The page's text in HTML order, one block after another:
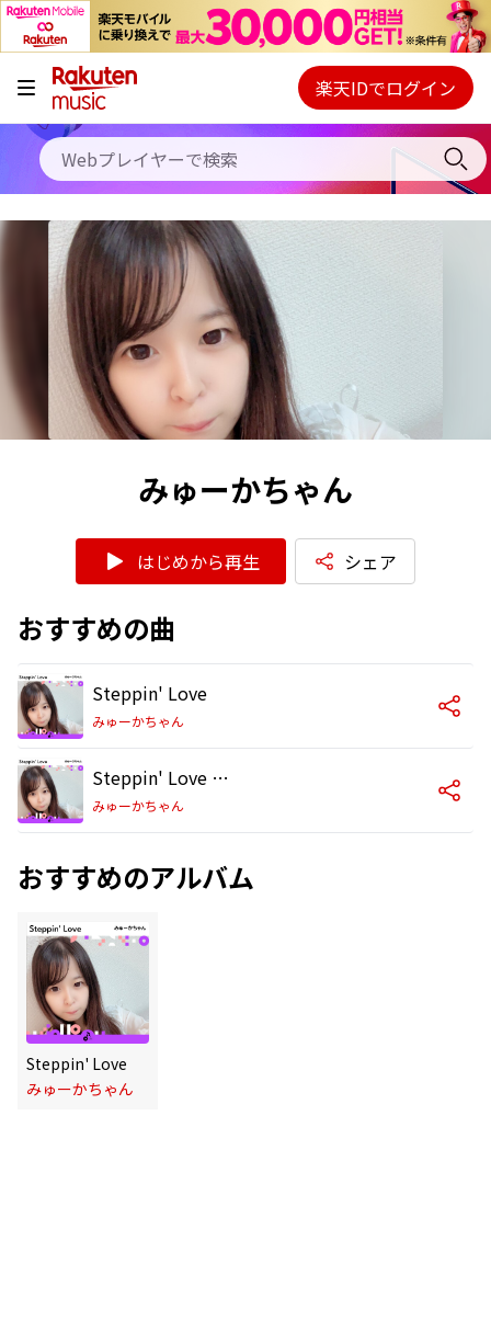
キャンペーン
料金プラン
使い方
初回30日間無料お試し
Webプレイヤー
ご契約内容の確認・変更
楽天IDでログイン
みゅーかちゃん
はじめから再生 シェア
おすすめの曲
Steppin' Love
みゅーかちゃん
Steppin' Love (INSTRUMENTAL)
みゅーかちゃん
おすすめのアルバム
Steppin' Love
みゅーかちゃん